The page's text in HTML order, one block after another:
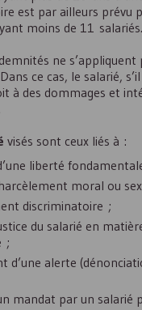
est par ailleurs prévu
moins de 11 salariés.
ne s’appliquent
ce cas, le salarié,
à des dommages et
visés sont ceux liés à :
liberté
moral ou
discriminatoire ;
du salarié en
;
d’une alerte
mandat par un salarié